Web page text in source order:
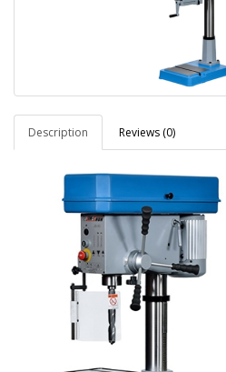
Description Reviews (0)